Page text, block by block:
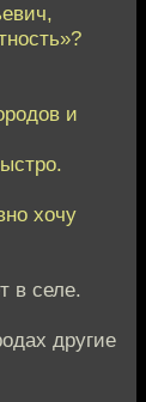
и
хочу
в селе.
другие